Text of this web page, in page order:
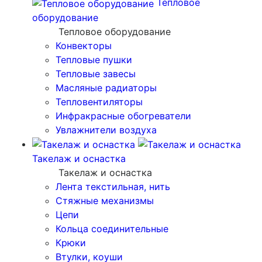
оборудование
Тепловое оборудование
Конвекторы
Тепловые пушки
Тепловые завесы
Масляные радиаторы
Тепловентиляторы
Инфракрасные обогреватели
Увлажнители воздуха
Такелаж и оснастка
Такелаж и оснастка
Лента текстильная, нить
Стяжные механизмы
Цепи
Кольца соединительные
Крюки
Втулки, коуши